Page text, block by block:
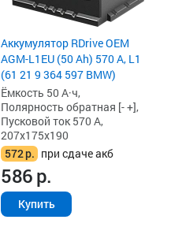
Аккумулятор RDrive OEM
AGM-L1EU (50 Ah) 570 А, L1
(61 21 9 364 597 BMW)
Ёмкость 50 А·ч,
Полярность обратная [- +],
Пусковой ток 570 А,
207x175x190
572р. при сдаче акб
586р.
Купить